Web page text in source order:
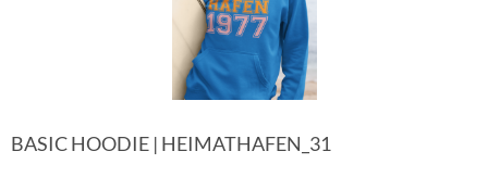
BASIC HOODIE | HEIMATHAFEN_31